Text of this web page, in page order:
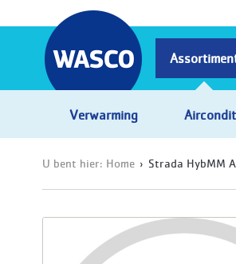
Verwarming
U bent hier: Home Strada HybMM